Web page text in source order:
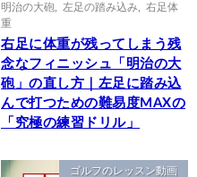
明治の大砲
左足の踏み込み
右足体
重
右足に体重が残ってしまう残
念なフィニッシュ「明治の大
砲」の直し方｜左足に踏み込
んで打つための難易度MAXの
「究極の練習ドリル」
ゴルフのレッスン動画